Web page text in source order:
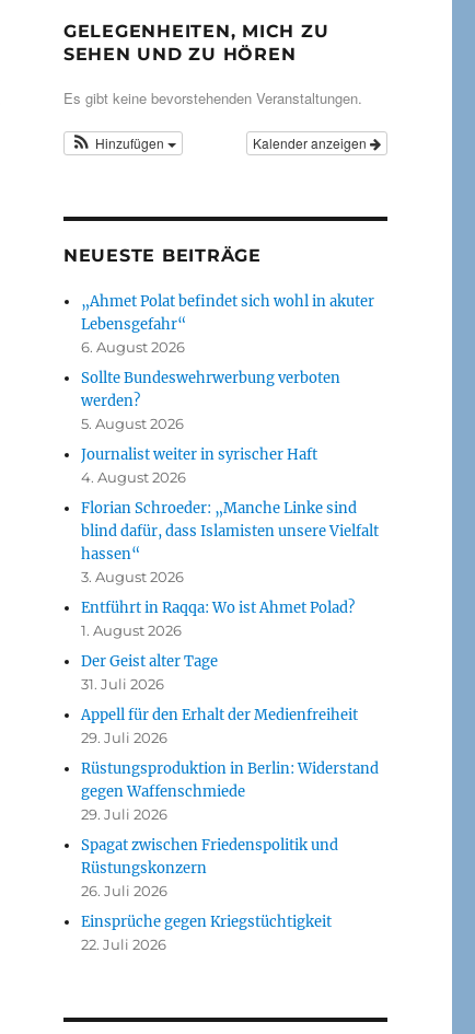
GELEGENHEITEN, MICH ZU
SEHEN UND ZU HÖREN
Es gibt keine bevorstehenden Veranstaltungen.
Kalender anzeigen
Hinzufügen
NEUESTE BEITRÄGE
„Ahmet Polat befindet sich wohl in akuter
Lebensgefahr“
6. August 2026
Sollte Bundeswehrwerbung verboten
werden?
5. August 2026
Journalist weiter in syrischer Haft
4. August 2026
Florian Schroeder: „Manche Linke sind
blind dafür, dass Islamisten unsere Vielfalt
hassen“
3. August 2026
Entführt in Raqqa: Wo ist Ahmet Polad?
1. August 2026
Der Geist alter Tage
31. Juli 2026
Appell für den Erhalt der Medienfreiheit
29. Juli 2026
Rüstungsproduktion in Berlin: Widerstand
gegen Waffenschmiede
29. Juli 2026
Spagat zwischen Friedenspolitik und
Rüstungskonzern
26. Juli 2026
Einsprüche gegen Kriegstüchtigkeit
22. Juli 2026